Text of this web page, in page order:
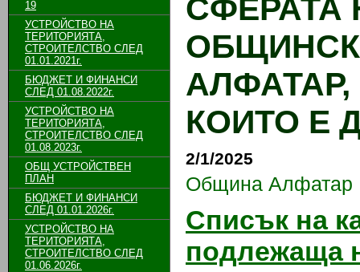
19
УСТРОЙСТВО НА
ТЕРИТОРИЯТА,
СТРОИТЕЛСТВО СЛЕД
01.01.2021г.
БЮДЖЕТ И ФИНАНСИ
СЛЕД 01.08.2022г.
УСТРОЙСТВО НА
ТЕРИТОРИЯТА,
СТРОИТЕЛСТВО СЛЕД
01.08.2023г.
ОБЩ УСТРОЙСТВЕН
ПЛАН
БЮДЖЕТ И ФИНАНСИ
СЛЕД 01.01.2026г.
УСТРОЙСТВО НА
ТЕРИТОРИЯТА,
СТРОИТЕЛСТВО СЛЕД
01.06.2026г.
СФЕРАТА
КОИТО Е
2/1/2025
Община Алфатар
Списък на
подлежаща